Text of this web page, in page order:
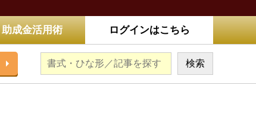
助成金活用術 ログインはこちら